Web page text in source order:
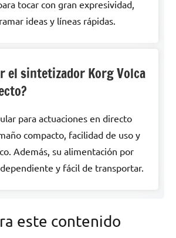
tocar con gran expresividad,
ideas y líneas rápidas.
el sintetizador Korg Volca
para actuaciones en directo
compacto, facilidad de uso y
Además, su alimentación por
y fácil de transportar.
este contenido